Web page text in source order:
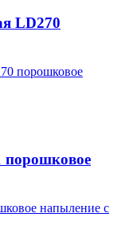
LD270
порошковое